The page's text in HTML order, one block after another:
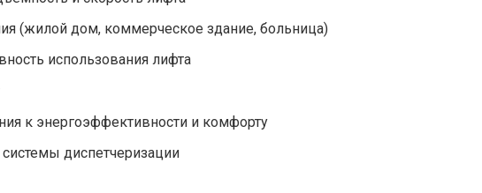
(жилой дом, коммерческое здание, больница)
использования лифта
к энергоэффективности и комфорту
диспетчеризации